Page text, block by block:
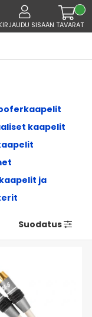
SISÄÄN TAVARAT
kaapelit
ja
Suodatus